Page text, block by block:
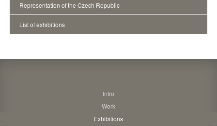
Representation of the Czech Republic
List of exhibitions
Intro
Work
Exhibitions